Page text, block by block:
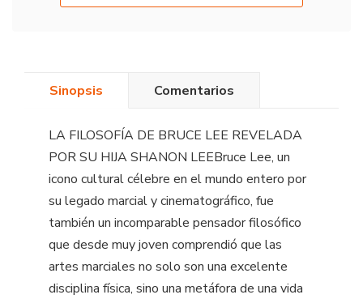
Sinopsis Comentarios
LA FILOSOFÍA DE BRUCE LEE REVELADA
POR SU HIJA SHANON LEEBruce Lee, un
icono cultural célebre en el mundo entero por
su legado marcial y cinematográfico, fue
también un incomparable pensador filosófico
que desde muy joven comprendió que las
artes marciales no solo son una excelente
disciplina física, sino una metáfora de una vida